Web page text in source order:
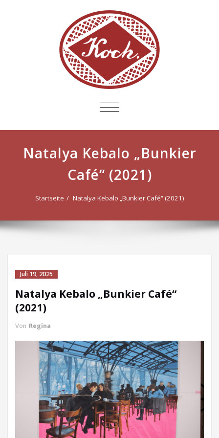
SCHALTE
Natalya Kebalo „Bunkier
Café“ (2021)
Startseite Natalya Kebalo „Bunkier Café“ (2021)
Juli 19, 2025
Natalya Kebalo „Bunkier Café“
(2021)
Von Regina